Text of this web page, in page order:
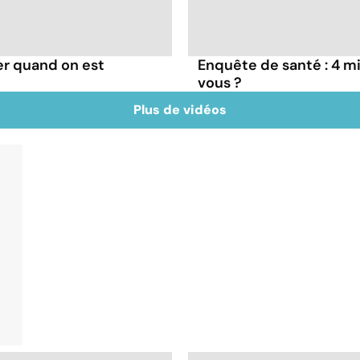
quand on est
Enquête de santé : 4
vous ?
Plus de vidéos